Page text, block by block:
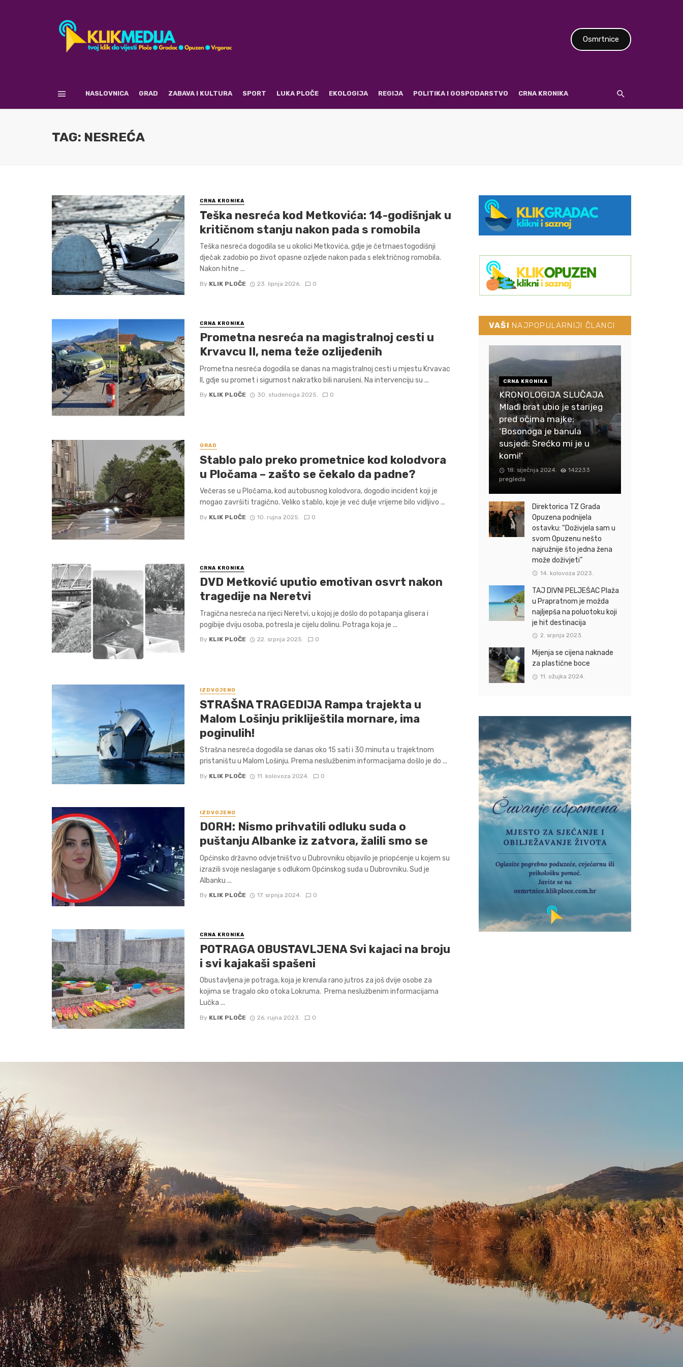
Osmrtnice
NASLOVNICA GRAD ZABAVA I KULTURA SPORT LUKA PLOČE EKOLOGIJA REGIJA POLITIKA I GOSPODARSTVO CRNA KRONIKA
TAG: NESREĆA
CRNA KRONIKA
Teška nesreća kod Metkovića: 14-godišnjak u
kritičnom stanju nakon pada s romobila
Teška nesreća dogodila se u okolici Metkovića, gdje je četrnaestogodišnji
dječak zadobio po život opasne ozljede nakon pada s električnog romobila.
Nakon hitne ...
By KLIK PLOČE 23. lipnja 2026. 0
CRNA KRONIKA
Prometna nesreća na magistralnoj cesti u
Krvavcu II, nema teže ozlijeđenih
Prometna nesreća dogodila se danas na magistralnoj cesti u mjestu Krvavac
II, gdje su promet i sigurnost nakratko bili narušeni. Na intervenciju su ...
By KLIK PLOČE 30. studenoga 2025. 0
GRAD
Stablo palo preko prometnice kod kolodvora
u Pločama – zašto se čekalo da padne?
Večeras se u Pločama, kod autobusnog kolodvora, dogodio incident koji je
mogao završiti tragično. Veliko stablo, koje je već dulje vrijeme bilo vidljivo ...
By KLIK PLOČE 10. rujna 2025. 0
CRNA KRONIKA
DVD Metković uputio emotivan osvrt nakon
tragedije na Neretvi
Tragična nesreća na rijeci Neretvi, u kojoj je došlo do potapanja glisera i
pogibije dviju osoba, potresla je cijelu dolinu. Potraga koja je ...
By KLIK PLOČE 22. srpnja 2025. 0
IZDVOJENO
STRAŠNA TRAGEDIJA Rampa trajekta u
Malom Lošinju prikliještila mornare, ima
poginulih!
Strašna nesreća dogodila se danas oko 15 sati i 30 minuta u trajektnom
pristaništu u Malom Lošinju. Prema neslužbenim informacijama došlo je do ...
By KLIK PLOČE 11. kolovoza 2024. 0
IZDVOJENO
DORH: Nismo prihvatili odluku suda o
puštanju Albanke iz zatvora, žalili smo se
Općinsko državno odvjetništvo u Dubrovniku objavilo je priopćenje u kojem su
izrazili svoje neslaganje s odlukom Općinskog suda u Dubrovniku. Sud je
Albanku ...
By KLIK PLOČE 17. srpnja 2024. 0
CRNA KRONIKA
POTRAGA OBUSTAVLJENA Svi kajaci na broju
i svi kajakaši spašeni
Obustavljena je potraga, koja je krenula rano jutros za još dvije osobe za
kojima se tragalo oko otoka Lokruma. Prema neslužbenim informacijama
Lučka ...
By KLIK PLOČE 26. rujna 2023. 0
VAŠI NAJPOPULARNIJI ČLANCI
CRNA KRONIKA
KRONOLOGIJA SLUČAJA
Mlađi brat ubio je starijeg
pred očima majke:
‘Bosonoga je banula
susjedi: Srećko mi je u
komi!‘
18. siječnja 2024.
142233
pregleda
Direktorica TZ Grada
Opuzena podnijela
ostavku: “Doživjela sam u
svom Opuzenu nešto
najružnije što jedna žena
može doživjeti”
14. kolovoza 2023.
TAJ DIVNI PELJEŠAC Plaža
u Prapratnom je možda
najljepša na poluotoku koji
je hit destinacija
2. srpnja 2023.
Mijenja se cijena naknade
za plastične boce
11. ožujka 2024.